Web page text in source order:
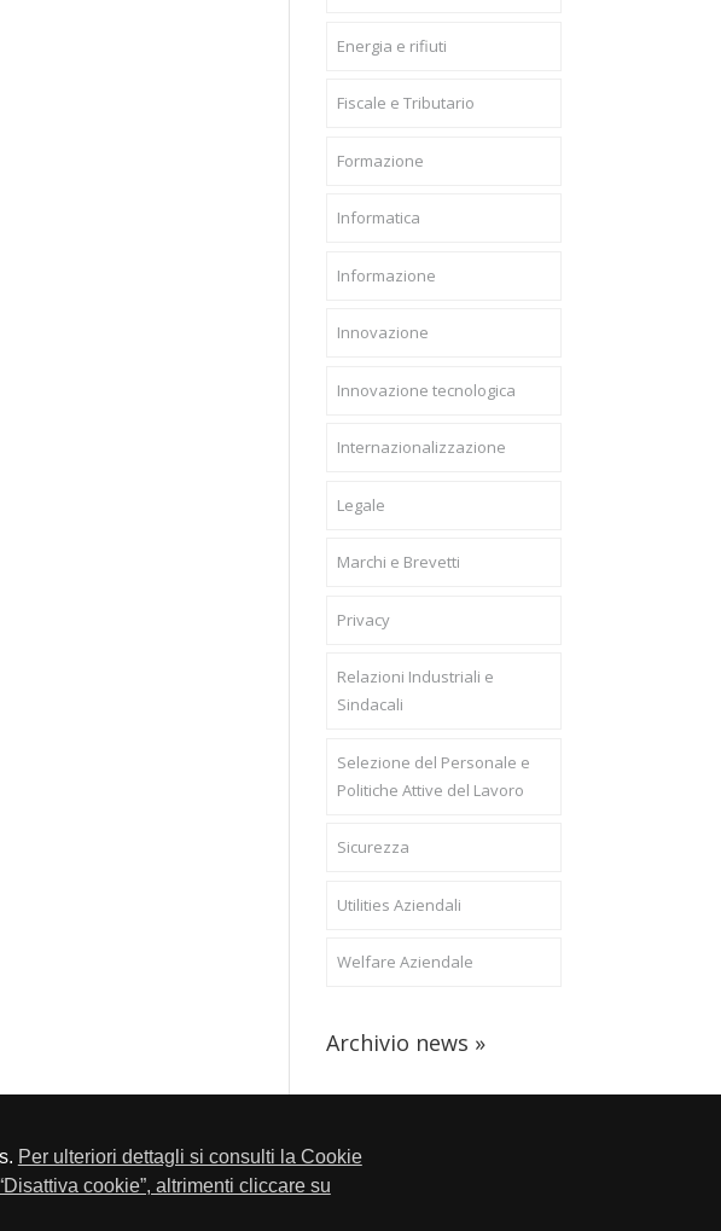
Per ulteriori dettagli si consulti la Cookie
cookie”, altrimenti cliccare su
Energia e rifiuti
Fiscale e Tributario
Formazione
Informatica
Informazione
Innovazione
Innovazione tecnologica
Internazionalizzazione
Legale
Marchi e Brevetti
Privacy
Relazioni Industriali e
Sindacali
Selezione del Personale e
Politiche Attive del Lavoro
Sicurezza
Utilities Aziendali
Welfare Aziendale
Archivio news »
030-2304108